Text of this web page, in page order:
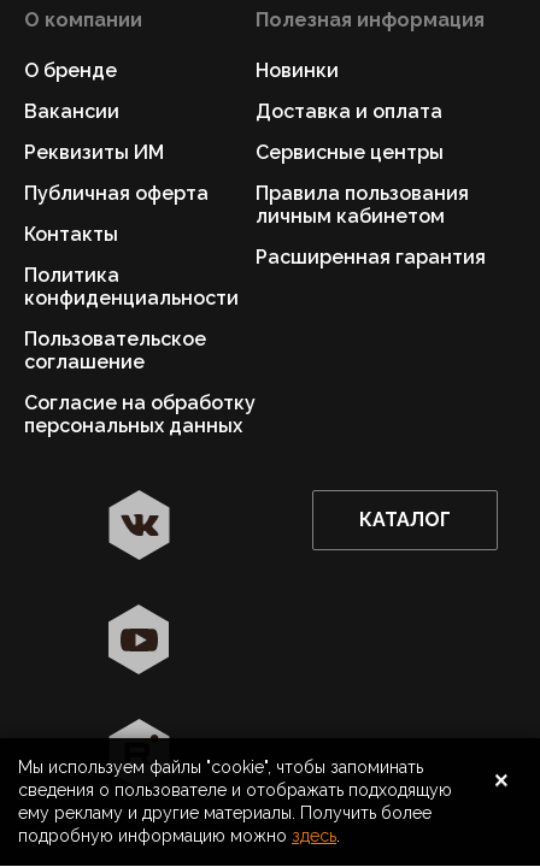
8 800 500 40 40 Москва
Да
Поиск
О компании
О бренде
Вакансии
Реквизиты ИМ
Публичная оферта
Контакты
Политика
конфиденциальности
Пользовательское
соглашение
Согласие на обработку
персональных данных
Полезная информация
Новинки
Доставка и оплата
Сервисные центры
Правила пользования
личным кабинетом
Расширенная гарантия
КАТАЛОГ
Мы используем файлы "cookie", чтобы запоминать
сведения о пользователе и отображать подходящую
ему рекламу и другие материалы. Получить более
подробную информацию можно здесь
×